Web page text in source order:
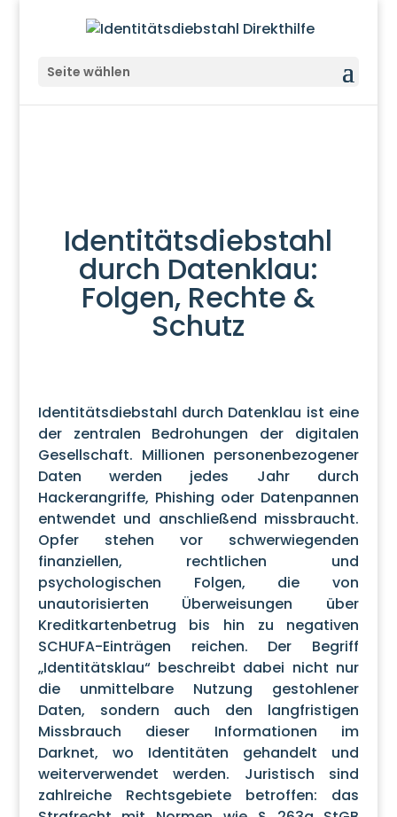
Seite wählen
Identitätsdiebstahl
durch Datenklau:
Folgen, Rechte &
Schutz
Identitätsdiebstahl durch Datenklau ist eine
der zentralen Bedrohungen der digitalen
Gesellschaft. Millionen personenbezogener
Daten werden jedes Jahr durch
Hackerangriffe, Phishing oder Datenpannen
entwendet und anschließend missbraucht.
Opfer stehen vor schwerwiegenden
finanziellen, rechtlichen und
psychologischen Folgen, die von
unautorisierten Überweisungen über
Kreditkartenbetrug bis hin zu negativen
SCHUFA-Einträgen reichen. Der Begriff
„Identitätsklau“ beschreibt dabei nicht nur
die unmittelbare Nutzung gestohlener
Daten, sondern auch den langfristigen
Missbrauch dieser Informationen im
Darknet, wo Identitäten gehandelt und
weiterverwendet werden. Juristisch sind
zahlreiche Rechtsgebiete betroffen: das